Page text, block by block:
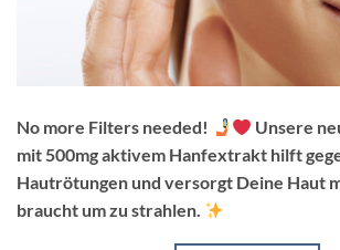
No more Filters needed!
Unsere
mit 500mg aktivem Hanfextrakt hilft
Hautrötungen und versorgt Deine Haut
braucht um zu strahlen.